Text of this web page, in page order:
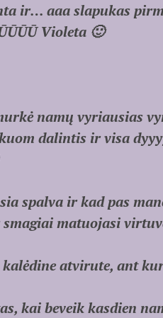
ir… aaa slapukas
Violeta 🙂
namų vyriausias
dalintis ir visa
spalva ir kad pas
matuojasi
atvirute, ant
kai beveik kasdien